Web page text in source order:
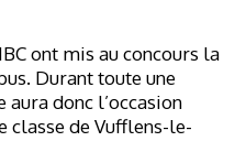
ont mis au concours la
Durant toute une
donc l’occasion
classe de Vufflens-le-